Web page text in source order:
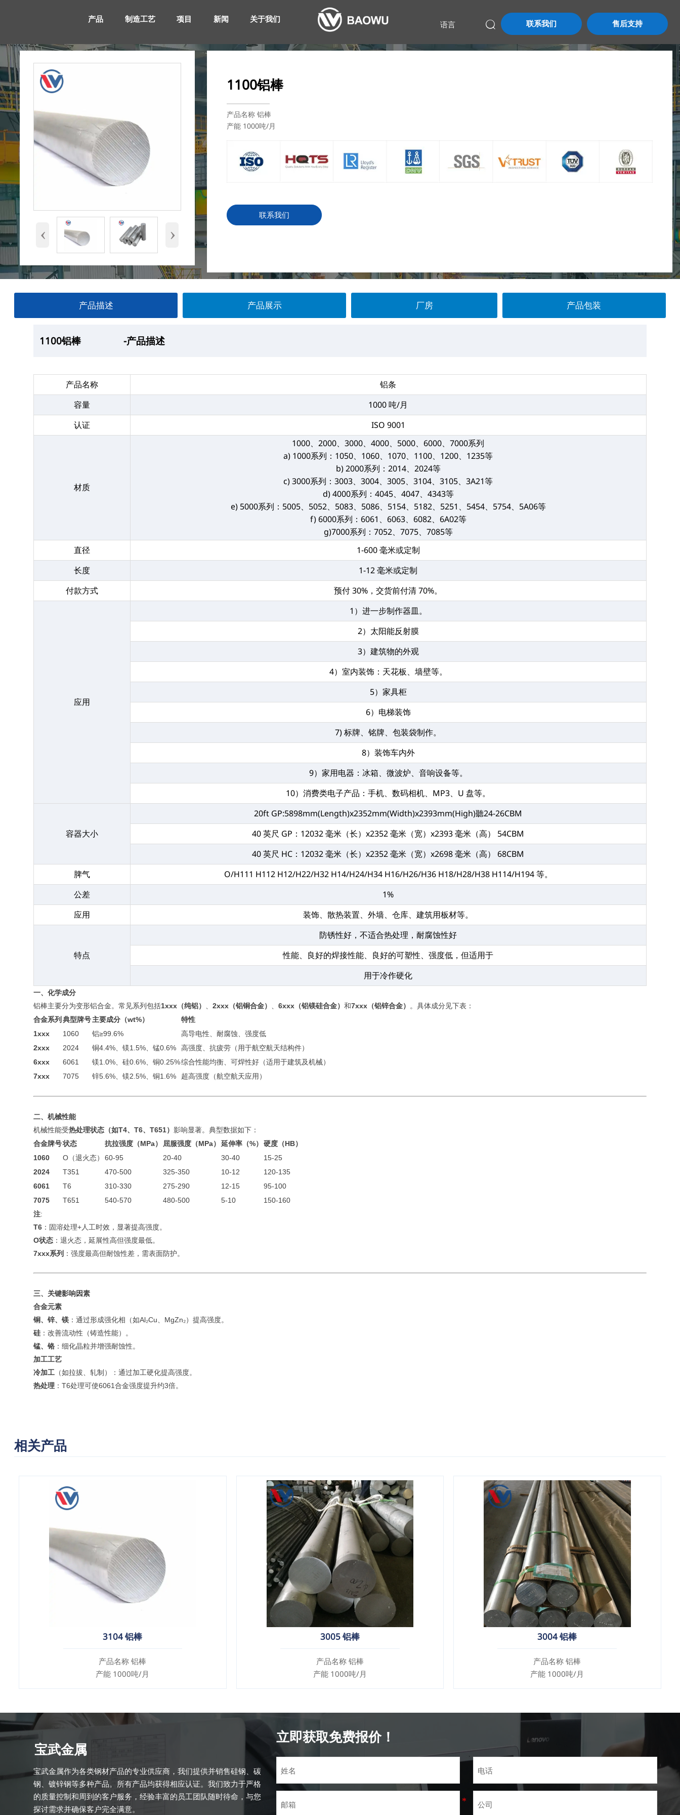
产品 制造工艺 项目 新闻 关于我们
语言  联系我们 售后支持
‹ ›
1100铝棒
产品名称 铝棒
产能 1000吨/月
联系我们
产品描述 产品展示 厂房 产品包装
1100铝棒 -产品描述
产品名称
铝条
容量
1000 吨/月
认证
ISO 9001
材质
1000、2000、3000、4000、5000、6000、7000系列
a) 1000系列：1050、1060、1070、1100、1200、1235等
b) 2000系列：2014、2024等
c) 3000系列：3003、3004、3005、3104、3105、3A21等
d) 4000系列：4045、4047、4343等
e) 5000系列：5005、5052、5083、5086、5154、5182、5251、5454、5754、5A06等
f) 6000系列：6061、6063、6082、6A02等
g)7000系列：7052、7075、7085等
直径
1-600 毫米或定制
长度
1-12 毫米或定制
付款方式
预付 30%，交货前付清 70%。
应用
1）进一步制作器皿。
2）太阳能反射膜
3）建筑物的外观
4）室内装饰：天花板、墙壁等。
5）家具柜
6）电梯装饰
7) 标牌、铭牌、包装袋制作。
8）装饰车内外
9）家用电器：冰箱、微波炉、音响设备等。
10）消费类电子产品：手机、数码相机、MP3、U 盘等。
容器大小
20ft GP:5898mm(Length)x2352mm(Width)x2393mm(High)聽24-26CBM
40 英尺 GP：12032 毫米（长）x2352 毫米（宽）x2393 毫米（高） 54CBM
40 英尺 HC：12032 毫米（长）x2352 毫米（宽）x2698 毫米（高） 68CBM
脾气
O/H111 H112 H12/H22/H32 H14/H24/H34 H16/H26/H36 H18/H28/H38 H114/H194 等。
公差
1%
应用
装饰、散热装置、外墙、仓库、建筑用板材等。
特点
防锈性好，不适合热处理，耐腐蚀性好
性能、良好的焊接性能、良好的可塑性、强度低，但适用于
用于冷作硬化
一、化学成分
铝棒主要分为变形铝合金。常见系列包括1xxx（纯铝） 、 2xxx（铝铜合金） 、 6xxx（铝镁硅合金） 和7xxx（铝锌合金） 。具体成分见下表：
合金系列 典型牌号主要成分（wt%）
特性
1xxx
1060 铝≥99.6%
高导电性、耐腐蚀、强度低
2xxx
2024 铜4.4%、镁1.5%、锰0.6%
高强度、抗疲劳（用于航空航天结构件）
6xxx
6061 镁1.0%、硅0.6%、铜0.25%综合性能均衡、可焊性好（适用于建筑及机械）
7xxx
7075 锌5.6%、镁2.5%、铜1.6% 超高强度（航空航天应用）
二、机械性能
机械性能受热处理状态（如T4、T6、T651） 影响显著。典型数据如下：
合金牌号状态 抗拉强度（MPa） 屈服强度（MPa） 延伸率（%）
硬度（HB）
1060
O（退火态） 60-95 20-40 30-40
15-25
2024
T351 470-500 325-350 10-12
120-135
6061
T6 310-330 275-290 12-15
95-100
7075
T651 540-570 480-500 5-10
150-160
注:
T6：固溶处理+人工时效，显著提高强度。
O状态：退火态，延展性高但强度最低。
7xxx系列 ：强度最高但耐蚀性差，需表面防护。
三、关键影响因素
合金元素
铜、锌、镁：通过形成强化相（如Al₂Cu、MgZn₂）提高强度。
硅：改善流动性（铸造性能）。
锰、铬：细化晶粒并增强耐蚀性。
加工工艺
冷加工（如拉拔、轧制）：通过加工硬化提高强度。
热处理：T6处理可使6061合金强度提升约3倍。
1100铝棒 —产品展示
1100铝棒 -厂房
1100铝棒 -产品包装
相关产品
3104 铝棒
产品名称 铝棒
产能 1000吨/月
3005 铝棒
产品名称 铝棒
产能 1000吨/月
3004 铝棒
产品名称 铝棒
产能 1000吨/月
宝武金属
宝武金属作为各类钢材产品的专业供应商，我们提供并销售硅钢、碳
钢、镀锌钢等多种产品。所有产品均获得相应认证。我们致力于严格
的质量控制和周到的客户服务，经验丰富的员工团队随时待命，与您
探讨需求并确保客户完全满意。
立即获取免费报价！